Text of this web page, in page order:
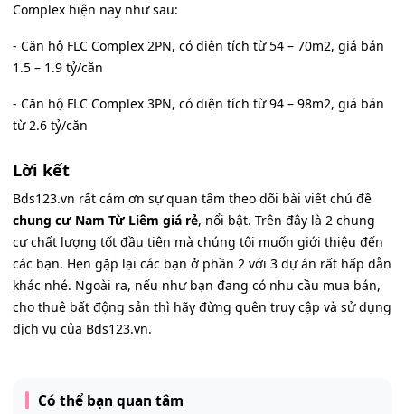
Complex hiện nay như sau:
- Căn hộ FLC Complex 2PN, có diện tích từ 54 – 70m2, giá bán
1.5 – 1.9 tỷ/căn
- Căn hộ FLC Complex 3PN, có diện tích từ 94 – 98m2, giá bán
từ 2.6 tỷ/căn
Lời kết
Bds123.vn rất cảm ơn sự quan tâm theo dõi bài viết chủ đề
chung cư Nam Từ Liêm giá rẻ, nổi bật. Trên đây là 2 chung
cư chất lượng tốt đầu tiên mà chúng tôi muốn giới thiệu đến
các bạn. Hẹn gặp lại các bạn ở phần 2 với 3 dự án rất hấp dẫn
khác nhé. Ngoài ra, nếu như bạn đang có nhu cầu mua bán,
cho thuê bất động sản thì hãy đừng quên truy cập và sử dụng
dịch vụ của Bds123.vn.
Có thể bạn quan tâm